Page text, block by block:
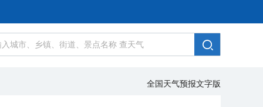
全国天气预报文字版